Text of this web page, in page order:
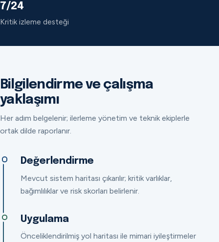
7/24
Kritik izleme desteği
Bilgilendirme ve çalışma
yaklaşımı
Her adım belgelenir; ilerleme yönetim ve teknik ekiplerle
ortak dilde raporlanır.
Değerlendirme
Mevcut sistem haritası çıkarılır; kritik varlıklar,
bağımlılıklar ve risk skorları belirlenir.
Uygulama
Önceliklendirilmiş yol haritası ile mimari iyileştirmeler